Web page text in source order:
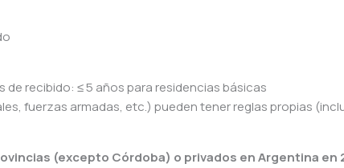
de recibido: ≤ 5 años para residencias básicas
fuerzas armadas, etc.) pueden tener reglas propias
(excepto Córdoba) o privados en Argentina en